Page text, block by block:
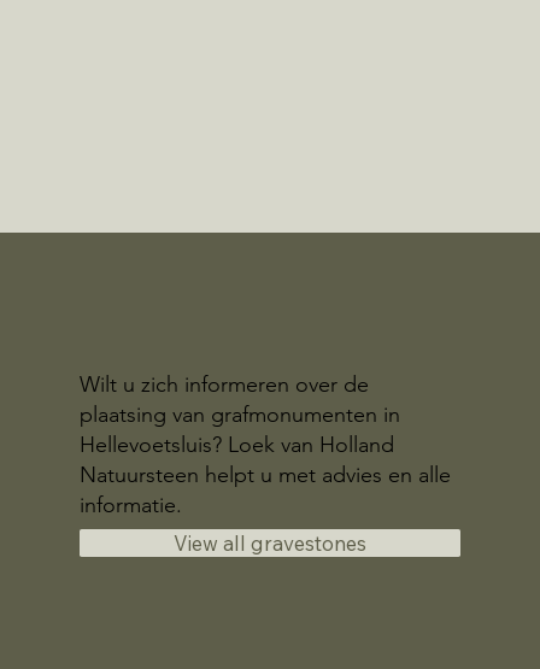
Wilt u zich informeren over de
plaatsing van grafmonumenten in
Hellevoetsluis? Loek van Holland
Natuursteen helpt u met advies en alle
informatie.
View all gravestones